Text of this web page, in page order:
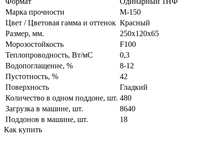
Марка прочности
М-150
Цвет / Цветовая гамма и оттенок Красный
Размер, мм.
250х120х65
Морозостойкость
F100
Теплопроводность, Вт/мC
0,3
Водопоглащение, %
8-12
Пустотность, %
42
Поверхность
Гладкий
Количество в одном поддоне, шт. 480
Загрузка в машине, шт.
8640
Поддонов в машине, шт.
18
Как купить